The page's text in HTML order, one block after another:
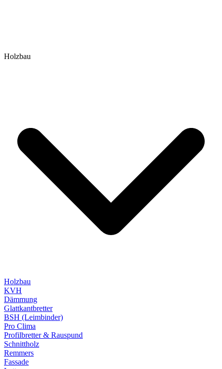
Holzbau
Holzbau
KVH
Dämmung
Glattkantbretter
BSH (Leimbinder)
Pro Clima
Profilbretter & Rauspund
Schnittholz
Remmers
Fassade